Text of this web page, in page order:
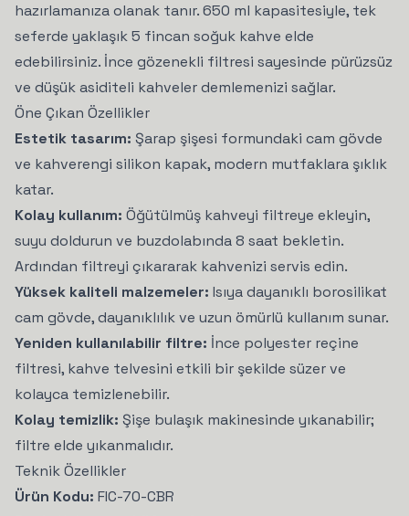
hazırlamanıza olanak tanır. 650 ml kapasitesiyle, tek
seferde yaklaşık 5 fincan soğuk kahve elde
edebilirsiniz. İnce gözenekli filtresi sayesinde pürüzsüz
ve düşük asiditeli kahveler demlemenizi sağlar.
Öne Çıkan Özellikler
Estetik tasarım: Şarap şişesi formundaki cam gövde
ve kahverengi silikon kapak, modern mutfaklara şıklık
katar.
Kolay kullanım: Öğütülmüş kahveyi filtreye ekleyin,
suyu doldurun ve buzdolabında 8 saat bekletin.
Ardından filtreyi çıkararak kahvenizi servis edin.
Yüksek kaliteli malzemeler: Isıya dayanıklı borosilikat
cam gövde, dayanıklılık ve uzun ömürlü kullanım sunar.
Yeniden kullanılabilir filtre: İnce polyester reçine
filtresi, kahve telvesini etkili bir şekilde süzer ve
kolayca temizlenebilir.
Kolay temizlik: Şişe bulaşık makinesinde yıkanabilir;
filtre elde yıkanmalıdır.
Teknik Özellikler
Ürün Kodu: FIC-70-CBR
Yeni Üyelere Özel